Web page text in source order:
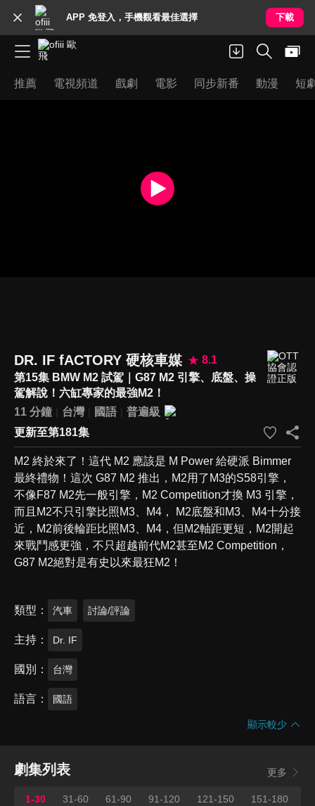
APP 免登入，手機觀看最佳選擇 下載
推薦 電視頻道 戲劇 電影 同步新番 動漫 短
DR. IF fACTORY 硬核車媒
8.1
第15集 BMW M2 試駕｜G87 M2 引擎、底盤、操
駕解說！六缸專家的最強M2！
11 分鐘
台灣 國語
普遍級
更新至第181集
M2 終於來了！這代 M2 應該是 M Power 給硬派 Bimmer
最終禮物！這次 G87 M2 推出，M2用了M3的S58引擎，
不像F87 M2先一般引擎，M2 Competition才換 M3 引擎，
而且M2不只引擎比照M3、M4， M2底盤和M3、M4十分接
近，M2前後輪距比照M3、M4，但M2軸距更短，M2開起
來戰鬥感更強，不只超越前代M2甚至M2 Competition，
G87 M2絕對是有史以來最狂M2！
類型 汽車 討論/評論
主持 Dr. IF
國別 台灣
語言 國語
顯示較少
劇集列表 更多
1-30 31-60 61-90 91-120 121-150 151-180